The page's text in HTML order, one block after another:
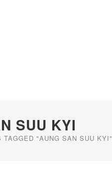
SUU KYI
TAGGED "AUNG SAN SUU KYI"